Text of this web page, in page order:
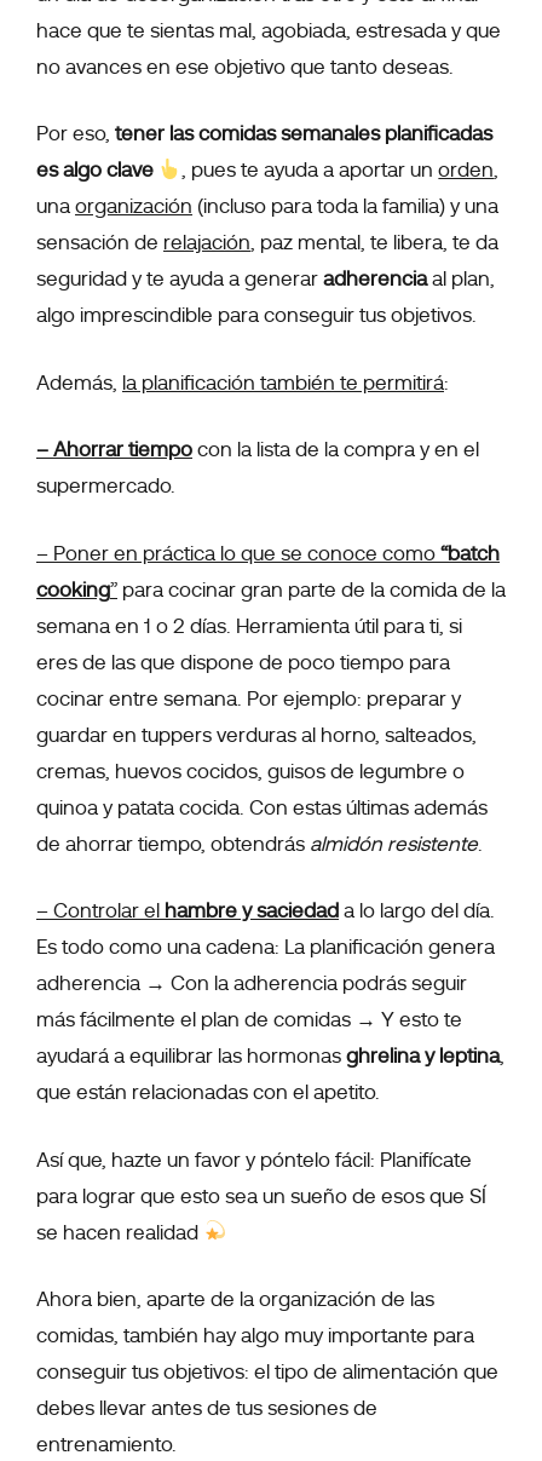
hace que te sientas mal, agobiada, estresada y que
no avances en ese objetivo que tanto deseas.
Por eso, tener las comidas semanales planificadas
es algo clave
, pues te ayuda a aportar unorden,
una organización (incluso para toda la familia) y una
sensación de relajación, paz mental, te libera, te da
seguridad y te ayuda a generar adherenciaal plan,
algo imprescindible para conseguir tus objetivos.
Además, la planificación también te permitirá:
– Ahorrar tiempo con la lista de la compra y en el
supermercado.
– Poner en práctica lo que se conoce como “batch
cooking” para cocinar gran parte de la comida de la
semana en 1 o 2 días. Herramienta útil para ti, si
eres de las que dispone de poco tiempo para
cocinar entre semana. Por ejemplo: preparar y
guardar en tuppers verduras al horno, salteados,
cremas, huevos cocidos, guisos de legumbre o
quinoa y patata cocida. Con estas últimas además
de ahorrar tiempo, obtendrás almidón resistente.
– Controlar el hambre y saciedad a lo largo del día.
Es todo como una cadena: La planificación genera
adherencia → Con la adherencia podrás seguir
más fácilmente el plan de comidas → Y esto te
ayudará a equilibrar las hormonas ghrelina y leptina,
que están relacionadas con el apetito.
Así que, hazte un favor y póntelo fácil: Planifícate
para lograr que esto sea un sueño de esos que SÍ
se hacen realidad
Ahora bien, aparte de la organización de las
comidas, también hay algo muy importante para
conseguir tus objetivos: el tipo de alimentación que
debes llevar antes de tus sesiones de
entrenamiento.